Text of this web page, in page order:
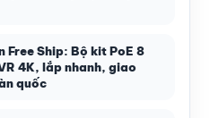
Free Ship: Bộ kit PoE 8
4K, lắp nhanh, giao
quốc